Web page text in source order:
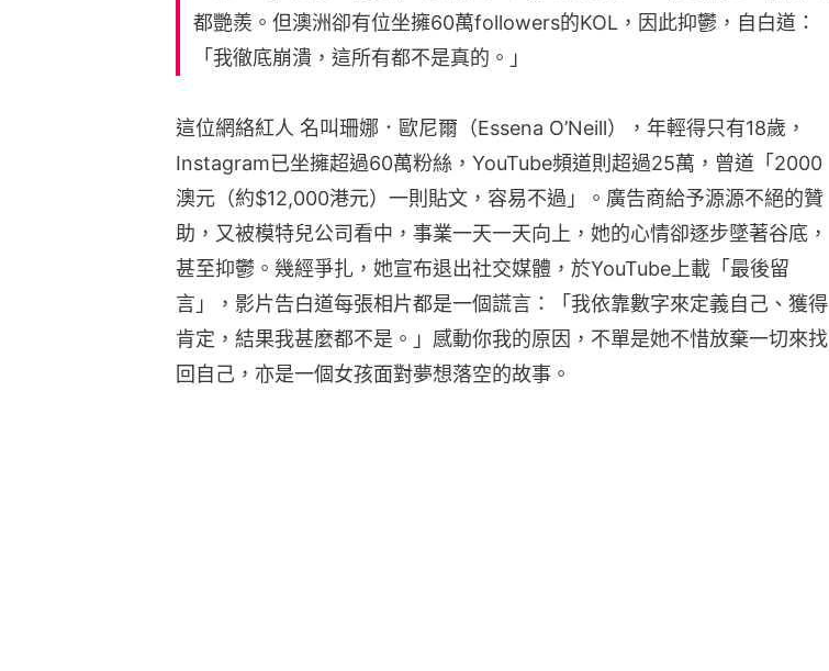
都艷羨。但澳洲卻有位坐擁60萬followers的KOL，因此抑鬱，自白道：
「我徹底崩潰，這所有都不是真的。」
這位網絡紅人 名叫珊娜．歐尼爾（Essena O’Neill），年輕得只有18歲，
Instagram已坐擁超過60萬粉絲，YouTube頻道則超過25萬，曾道「2000
澳元（約$12,000港元）一則貼文，容易不過」。廣告商給予源源不絕的贊
助，又被模特兒公司看中，事業一天一天向上，她的心情卻逐步墜著谷底，
甚至抑鬱。幾經爭扎，她宣布退出社交媒體，於YouTube上載「最後留
言」，影片告白道每張相片都是一個謊言：「我依靠數字來定義自己、獲得
肯定，結果我甚麼都不是。」感動你我的原因，不單是她不惜放棄一切來找
回自己，亦是一個女孩面對夢想落空的故事。